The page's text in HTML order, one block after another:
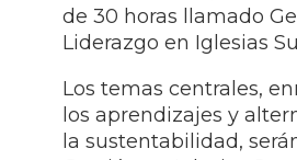
de 30 horas llamado
Liderazgo en Iglesias
Los temas centrales,
los aprendizajes y
la sustentabilidad,